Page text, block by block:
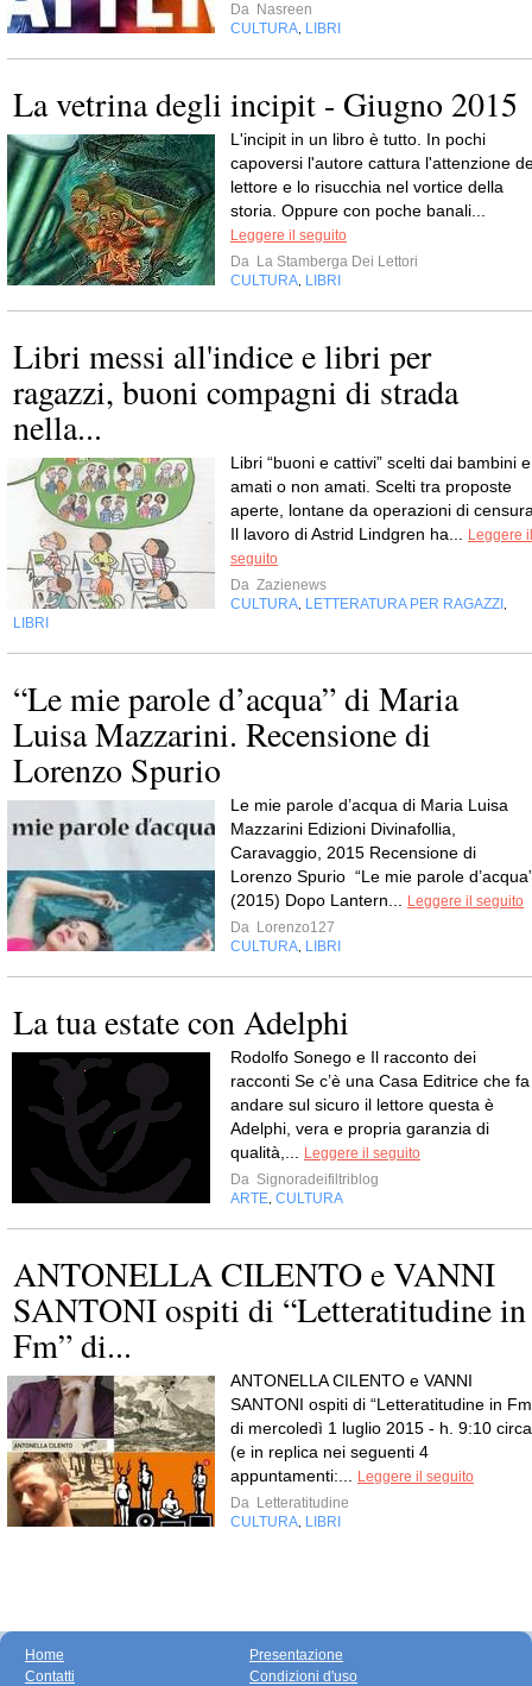
Da Nasreen
CULTURA, LIBRI
La vetrina degli incipit - Giugno 2015
L'incipit in un libro è tutto. In pochi
capoversi l'autore cattura l'attenzione
lettore e lo risucchia nel vortice della
storia. Oppure con poche banali...
Leggere il seguito
Da La Stamberga Dei Lettori
CULTURA, LIBRI
Libri messi all'indice e libri per
ragazzi, buoni compagni di strada
nella...
Libri “buoni e cattivi” scelti dai bambini e
amati o non amati. Scelti tra proposte
aperte, lontane da operazioni di
Il lavoro di Astrid Lindgren ha... Leggere il
seguito
Da Zazienews
CULTURA, LETTERATURA PER RAGAZZI ,
LIBRI
“Le mie parole d’acqua” di Maria
Luisa Mazzarini. Recensione di
Lorenzo Spurio
Le mie parole d’acqua di Maria Luisa
Mazzarini Edizioni Divinafollia,
Caravaggio, 2015 Recensione di
Lorenzo Spurio “Le mie parole
(2015) Dopo Lantern... Leggere il seguito
Da Lorenzo127
CULTURA, LIBRI
La tua estate con Adelphi
Rodolfo Sonego e Il racconto dei
racconti Se c’è una Casa Editrice che fa
andare sul sicuro il lettore questa è
Adelphi, vera e propria garanzia di
qualità,... Leggere il seguito
Da Signoradeifiltriblog
ARTE, CULTURA
ANTONELLA CILENTO e VANNI
SANTONI ospiti di “Letteratitudine in
Fm” di...
ANTONELLA CILENTO e VANNI
SANTONI ospiti di “Letteratitudine in
di mercoledì 1 luglio 2015 - h. 9:10 circa
(e in replica nei seguenti 4
appuntamenti:... Leggere il seguito
Da Letteratitudine
CULTURA, LIBRI
Home
Contatti
Presentazione
Condizioni d'uso